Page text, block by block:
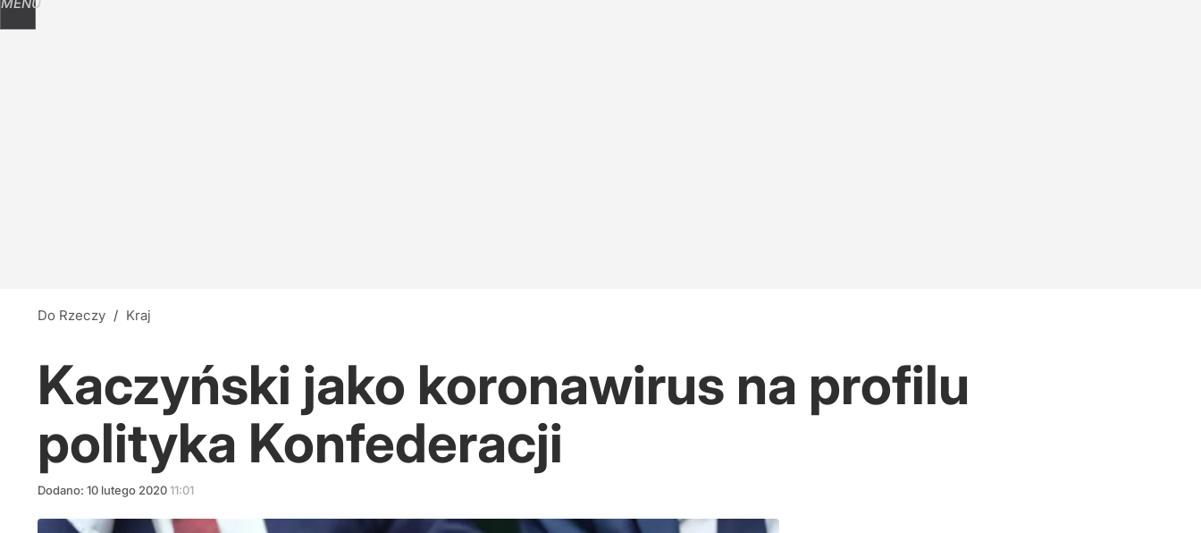
Do Rzeczy / Kraj
Kaczyński jako koronawirus na profilu
polityka Konfederacji
Dodano: 10 lutego 202011:01